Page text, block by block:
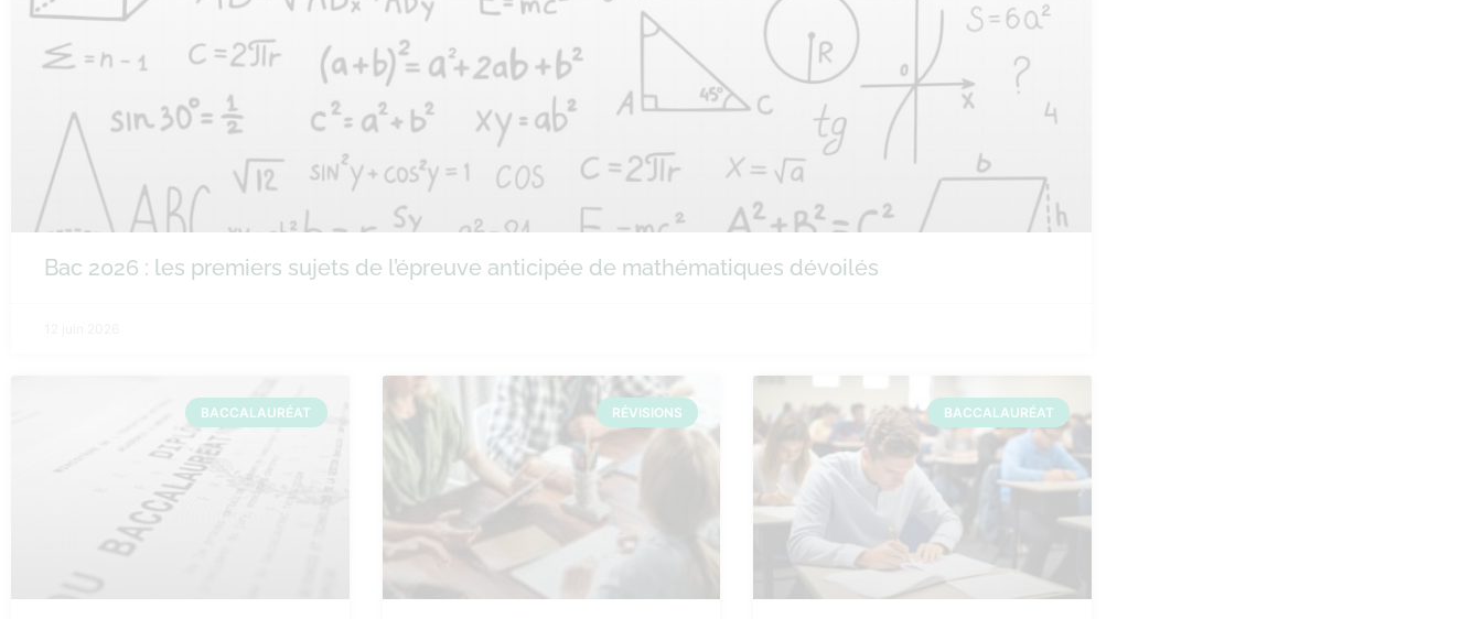
Bac 2026 : les premiers sujets de l’épreuve anticipée de mathématiques dévoilés
BACCALAURÉAT RÉVISIONS BACCALAURÉAT